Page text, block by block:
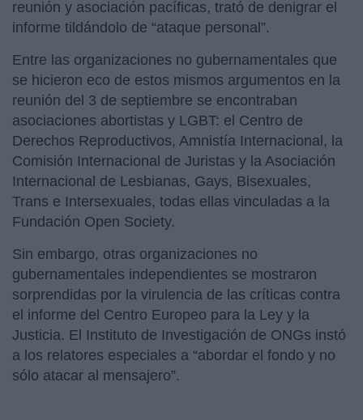
reunión y asociación pacíficas, trató de denigrar el
informe tildándolo de “ataque personal”.
Entre las organizaciones no gubernamentales que
se hicieron eco de estos mismos argumentos en la
reunión del 3 de septiembre se encontraban
asociaciones abortistas y LGBT: el Centro de
Derechos Reproductivos, Amnistía Internacional, la
Comisión Internacional de Juristas y la Asociación
Internacional de Lesbianas, Gays, Bisexuales,
Trans e Intersexuales, todas ellas vinculadas a la
Fundación Open Society.
Sin embargo, otras organizaciones no
gubernamentales independientes se mostraron
sorprendidas por la virulencia de las críticas contra
el informe del Centro Europeo para la Ley y la
Justicia. El Instituto de Investigación de ONGs instó
a los relatores especiales a “abordar el fondo y no
sólo atacar al mensajero”.